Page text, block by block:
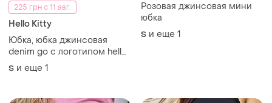
225 грн с 11 авг.
Hello Kitty
Юбка, юбка джинсовая
denim go с логотипом hello
kitty. состояние идеальной
ткани хорошего качества
S и еще 1
Розовая джинсовая мини
юбка
S и еще 1